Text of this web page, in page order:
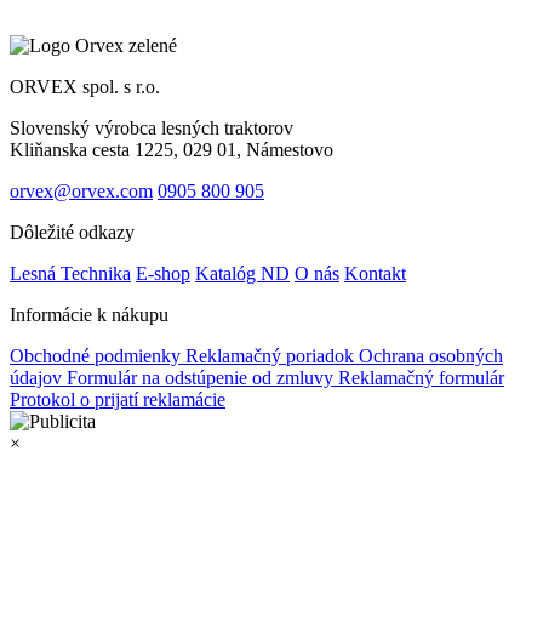
ORVEX spol. s r.o.
Slovenský výrobca lesných traktorov
Kliňanska cesta 1225, 029 01, Námestovo
orvex@orvex.com 0905 800 905
Dôležité odkazy
Lesná Technika E-shop Katalóg ND O nás Kontakt
Informácie k nákupu
Obchodné podmienky Reklamačný poriadok Ochrana osobných
údajov Formulár na odstúpenie od zmluvy Reklamačný formulár
Protokol o prijatí reklamácie
×